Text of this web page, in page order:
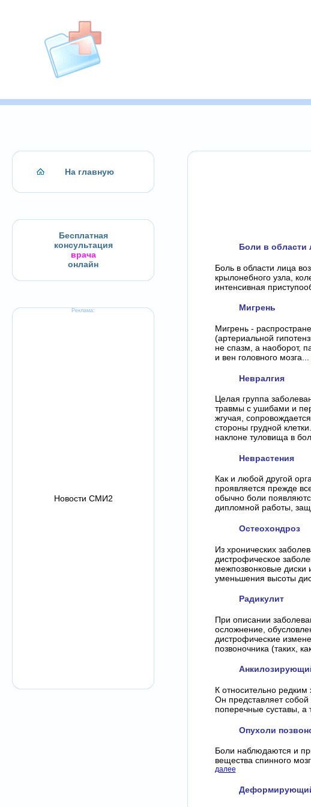
На главную
Бесплатная
консультация
врача
онлайн
Реклама:
Новости СМИ2
Боли в области
Боль в области лица
крылонебного узла,
интенсивная
Мигрень
Мигрень -
(артериальной
не спазм, а наоборот,
и вен головного мозга...
Невралгия
Целая группа
травмы с ушибами и
жгучая,
стороны грудной
наклоне туловища в
Неврастения
Как и любой другой
проявляется прежде
обычно боли
дипломной работы,
Остеохондроз
Из хронических
дистрофическое
межпозвонковые
уменьшения высоты
Радикулит
При описании
осложнение,
дистрофические
позвоночника (таких,
К относительно
Он представляет
поперечные суставы, а
Опухоли
Боли наблюдаются и
вещества спинного
далее